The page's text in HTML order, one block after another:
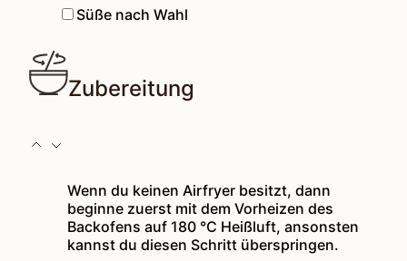
▢
Süße nach Wahl
Zubereitung
Wenn du keinen Airfryer besitzt, dann
beginne zuerst mit dem Vorheizen des
Backofens auf 180 °C Heißluft, ansonsten
kannst du diesen Schritt überspringen.